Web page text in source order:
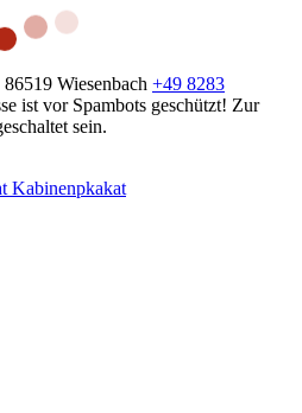
86519 Wiesenbach +49 8283
ist vor Spambots geschützt! Zur
sein.
Kabinenpkakat